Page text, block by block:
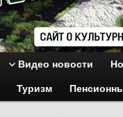
Видео новости
Туризм